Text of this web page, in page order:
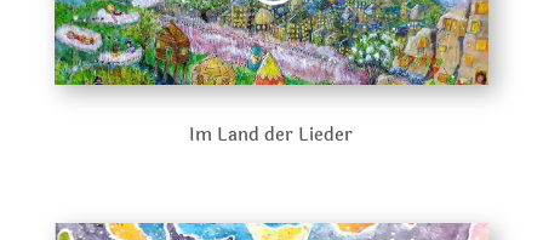
Im Land der Lieder